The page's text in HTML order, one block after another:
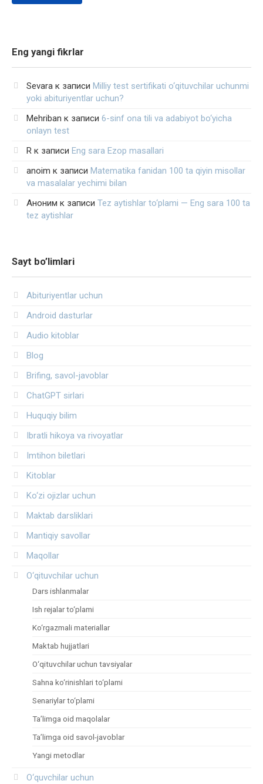
Eng yangi fikrlar
Sevara к записи Milliy test sertifikati o‘qituvchilar uchunmi
yoki abituriyentlar uchun?
Mehriban к записи 6-sinf ona tili va adabiyot bo‘yicha
onlayn test
R к записи Eng sara Ezop masallari
anoim к записи Matematika fanidan 100 ta qiyin misollar
va masalalar yechimi bilan
Аноним к записи Tez aytishlar to‘plami — Eng sara 100 ta
tez aytishlar
Sayt bo’limlari
Abituriyentlar uchun
Android dasturlar
Audio kitoblar
Blog
Brifing, savol-javoblar
ChatGPT sirlari
Huquqiy bilim
Ibratli hikoya va rivoyatlar
Imtihon biletlari
Kitoblar
Ko‘zi ojizlar uchun
Maktab darsliklari
Mantiqiy savollar
Maqollar
O‘qituvchilar uchun
Dars ishlanmalar
Ish rejalar to‘plami
Ko‘rgazmali materiallar
Maktab hujjatlari
O‘qituvchilar uchun tavsiyalar
Sahna ko‘rinishlari to‘plami
Senariylar to‘plami
Ta’limga oid maqolalar
Ta’limga oid savol-javoblar
Yangi metodlar
O‘quvchilar uchun